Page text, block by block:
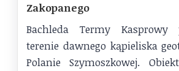
Zakopanego
Bachleda Termy Kasprowy
terenie dawnego kąpieliska
Polanie Szymoszkowej.